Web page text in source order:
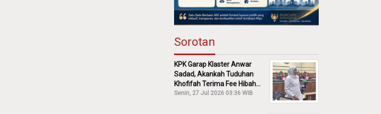
Sorotan
KPK Garap Klaster Anwar
Sadad, Akankah Tuduhan
Khofifah Terima Fee Hibah
30% Diusut?
Senin, 27 Jul 2026 03:36 WIB